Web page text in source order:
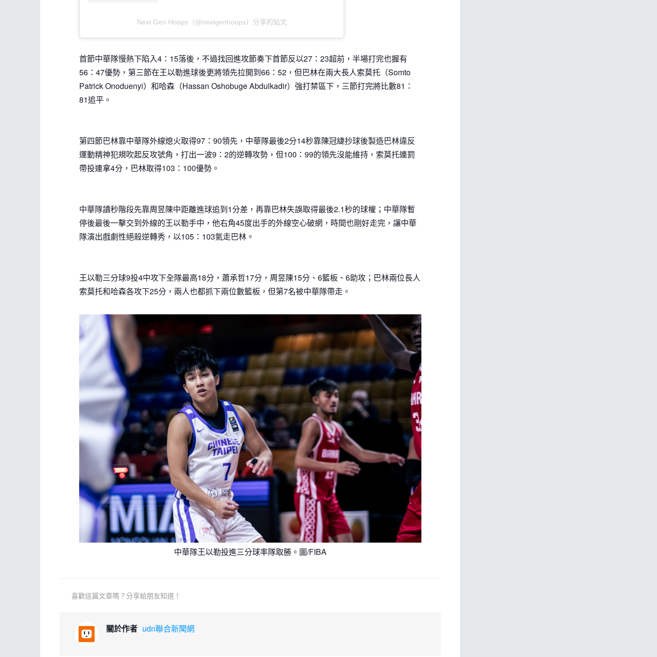
Next Gen Hoops（@nextgenhoops）分享的貼文
首節中華隊慢熱下陷入4：15落後，不過找回進攻節奏下首節反以27：23超前，半場打完也握有
56：47優勢，第三節在王以勒進球後更將領先拉開到66：52，但巴林在兩大長人索莫托（Somto
Patrick Onoduenyi）和哈森（Hassan Oshobuge Abdulkadir）強打禁區下，三節打完將比數81：
81追平。
第四節巴林靠中華隊外線熄火取得97：90領先，中華隊最後2分14秒靠陳冠緁抄球後製造巴林違反
運動精神犯規吹起反攻號角，打出一波9：2的逆轉攻勢，但100：99的領先沒能維持，索莫托連罰
帶投連拿4分，巴林取得103：100優勢。
中華隊讀秒階段先靠周昱陳中距離進球追到1分差，再靠巴林失誤取得最後2.1秒的球權；中華隊暫
停後最後一擊交到外線的王以勒手中，他右角45度出手的外線空心破網，時間也剛好走完，讓中華
隊演出戲劇性絕殺逆轉秀，以105：103氣走巴林。
王以勒三分球9投4中攻下全隊最高18分，蕭承哲17分，周昱陳15分、6籃板、6助攻；巴林兩位長人
索莫托和哈森各攻下25分，兩人也都抓下兩位數籃板，但第7名被中華隊帶走。
中華隊王以勒投進三分球率隊取勝。圖/FIBA
喜歡這篇文章嗎？分享給朋友知道！
關於作者 udn聯合新聞網